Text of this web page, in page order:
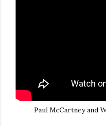
Paul McCartney and